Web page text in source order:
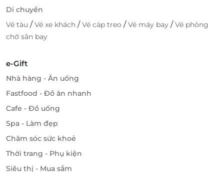
Di chuyển
Vé tàu /Vé xe khách /Vé cáp treo /Vé máy bay /Vé phòng
chờ sân bay
e-Gift
Nhà hàng - Ăn uống
Fastfood - Đồ ăn nhanh
Cafe - Đồ uống
Spa - Làm đẹp
Chăm sóc sức khoẻ
Thời trang - Phụ kiện
Siêu thị - Mua sắm